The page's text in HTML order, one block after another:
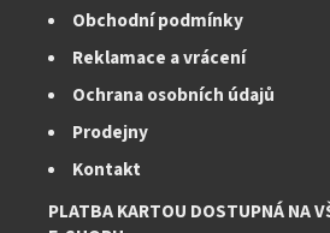
Obchodní podmínky
Reklamace a vrácení
Ochrana osobních údajů
Prodejny
Kontakt
PLATBA KARTOU DOSTUPNÁ NA